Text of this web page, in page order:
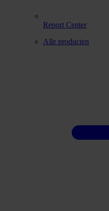
Report Center
Alle producten